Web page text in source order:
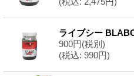
ライブシー
900円(税別)
(税込: 990円)